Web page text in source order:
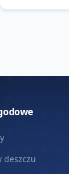
deszczu